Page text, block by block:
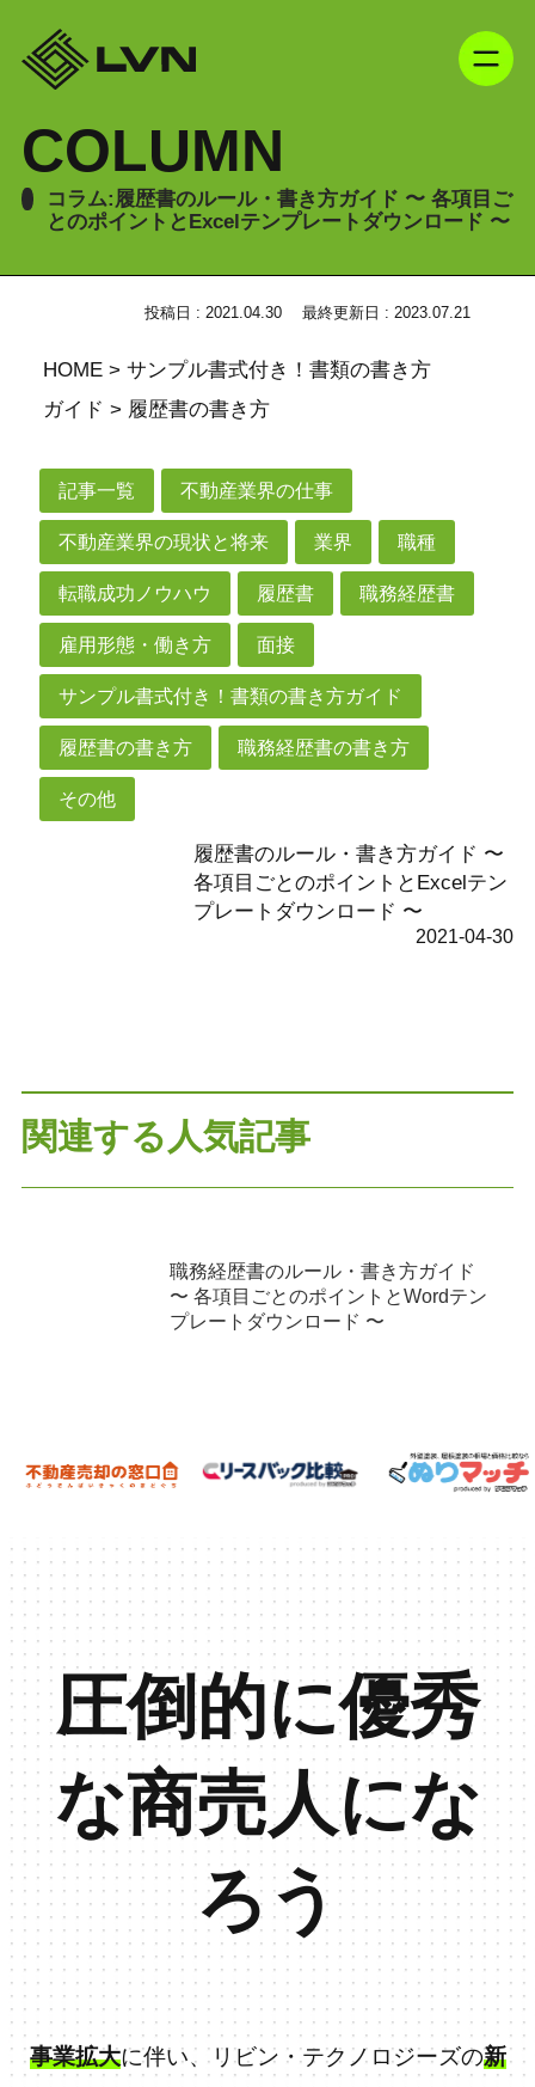
COLUMN
コラム:履歴書のルール・書き方ガイド 〜 各項目ご
とのポイントとExcelテンプレートダウンロード 〜
投稿日 : 2021.04.30 最終更新日 : 2023.07.21
HOME> サンプル書式付き！書類の書き方
ガイド > 履歴書の書き方
記事一覧 不動産業界の仕事
不動産業界の現状と将来 業界 職種
転職成功ノウハウ 履歴書 職務経歴書
雇用形態・働き方 面接
サンプル書式付き！書類の書き方ガイド
履歴書の書き方 職務経歴書の書き方
その他
履歴書のルール・書き方ガイド 〜
各項目ごとのポイントとExcelテン
プレートダウンロード 〜
2021-04-30
関連する人気記事
職務経歴書のルール・書き方ガイド
〜 各項目ごとのポイントとWordテン
プレートダウンロード 〜
圧倒的に優秀
な商売人にな
ろう
事業拡大に伴い、リビン・テクノロジーズの新